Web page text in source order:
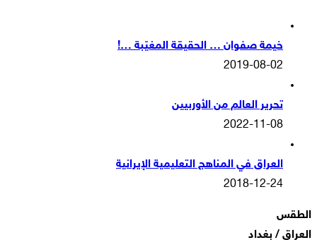
خيمة صفوان … الحقيقة المغيّبة …!
2019-08-02
تحرير العالم من الأوربيين
2022-11-08
العراق في المناهج التعليمية الإيرانية
2018-12-24
الطقس
العراق / بغداد